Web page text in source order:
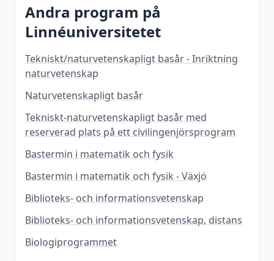
Andra program på
Linnéuniversitetet
Tekniskt/naturvetenskapligt basår - Inriktning
naturvetenskap
Naturvetenskapligt basår
Tekniskt-naturvetenskapligt basår med
reserverad plats på ett civilingenjörsprogram
Bastermin i matematik och fysik
Bastermin i matematik och fysik - Växjö
Biblioteks- och informationsvetenskap
Biblioteks- och informationsvetenskap, distans
Biologiprogrammet